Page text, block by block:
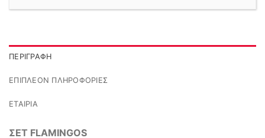
ΠΕΡΙΓΡΑΦΉ
ΕΠΙΠΛΈΟΝ ΠΛΗΡΟΦΟΡΊΕΣ
ΕΤΑΙΡΊΑ
ΣΕΤ FLAMINGOS